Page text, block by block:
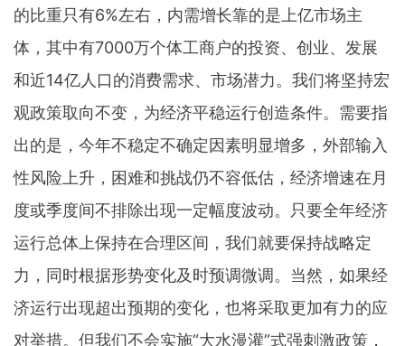
的比重只有6%左右，内需增长靠的是上亿市场主
体，其中有7000万个体工商户的投资、创业、发展
和近14亿人口的消费需求、市场潜力。我们将坚持宏
观政策取向不变，为经济平稳运行创造条件。需要指
出的是，今年不稳定不确定因素明显增多，外部输入
性风险上升，困难和挑战仍不容低估，经济增速在月
度或季度间不排除出现一定幅度波动。只要全年经济
运行总体上保持在合理区间，我们就要保持战略定
力，同时根据形势变化及时预调微调。当然，如果经
济运行出现超出预期的变化，也将采取更加有力的应
对举措。但我们不会实施“大水漫灌”式强刺激政策，